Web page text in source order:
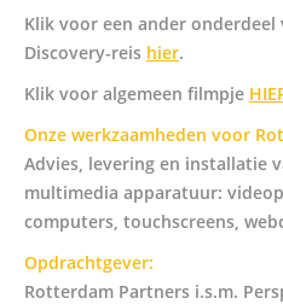
Klik voor een ander
Discovery-reis hier.
Klik voor algemeen filmpje
Onze werkzaamheden voor
Advies, levering en installatie
multimedia apparatuur:
computers, touchscreens,
Opdrachtgever:
Rotterdam Partners i.s.m.